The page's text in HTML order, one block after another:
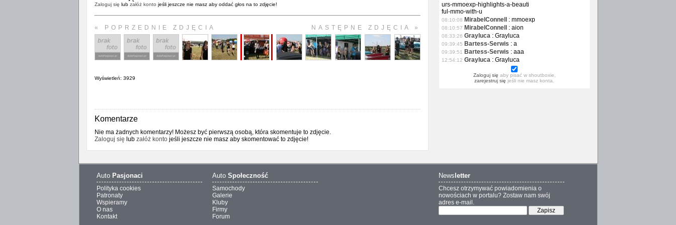
Zaloguj się lub załóż konto jeśli jeszcze nie masz aby oddać głos na to zdjęcie!
« POPRZEDNIE ZDJĘCIA NASTĘPNE ZDJĘCIA »
Wyświetleń: 3929
Komentarze
Nie ma żadnych komentarzy! Możesz być pierwszą osobą, która skomentuje to zdjęcie.
Zaloguj się lub załóż kontojeśli jeszcze nie masz aby skomentować to zdjęcie!
urs-mmoexp-highlights-a-beauti
ful-mmo-with-u
08:10:08 MirabelConnell : mmoexp
08:10:57 MirabelConnell : aion
08:33:26 Grayluca : Grayluca
09:39:45 Bartess-Serwis : a
09:39:51 Bartess-Serwis : aaa
12:54:12 Grayluca : Grayluca
Zaloguj się aby pisać w shoutboxie,
zarejestruj się jeśli nie masz konta.
Auto Pasjonaci
Polityka cookies
Patronaty
Wspieramy
O nas
Kontakt
Auto Społeczność
Samochody
Galerie
Kluby
Firmy
Forum
News letter
Chcesz otrzymywać powiadomienia o
nowościach w portalu? Zostaw nam swój
adres e-mail.